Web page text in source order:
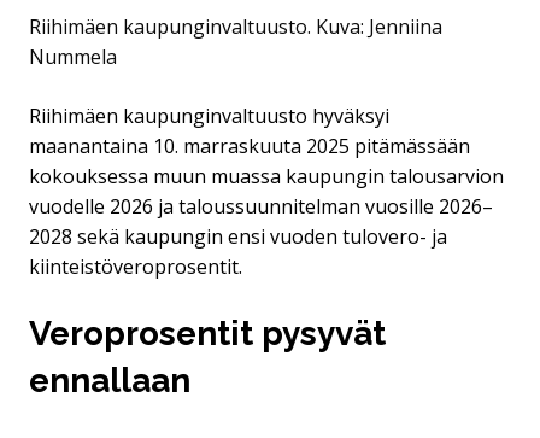
Riihimäen kaupunginvaltuusto. Kuva: Jenniina
Nummela
Riihimäen kaupunginvaltuusto hyväksyi
maanantaina 10. marraskuuta 2025 pitämässään
kokouksessa muun muassa kaupungin talousarvion
vuodelle 2026 ja taloussuunnitelman vuosille 2026–
2028 sekä kaupungin ensi vuoden tulovero- ja
kiinteistöveroprosentit.
Veroprosentit pysyvät
ennallaan